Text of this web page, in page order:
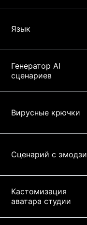
Язык
Генератор AI
сценариев
Вирусные крючки
Сценарий с эмодзи
Кастомизация
аватара студии